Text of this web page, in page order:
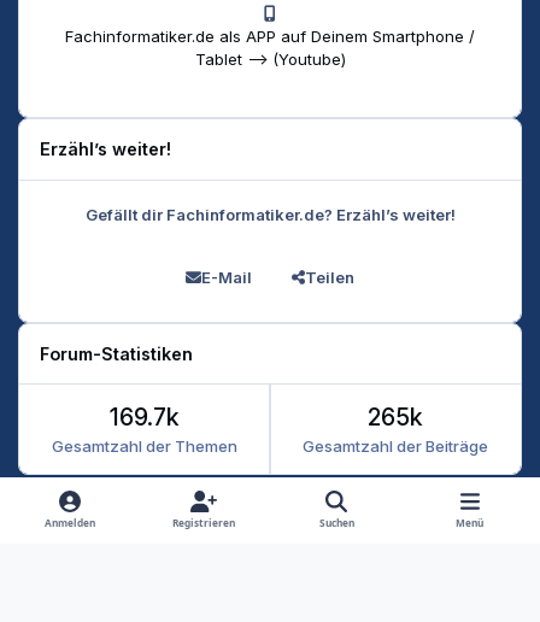
Fachinformatiker.de als APP auf Deinem Smartphone /
Tablet --> (Youtube)
Erzähl’s weiter!
Gefällt dir Fachinformatiker.de? Erzähl’s weiter!
E-Mail Teilen
Forum-Statistiken
Gesamtzahl der Themen
169.7k
Gesamtzahl der Beiträge
265k
Heller Modus
Dunkler Modus
Systemeinstellung
Anmelden Registrieren Suchen Menü